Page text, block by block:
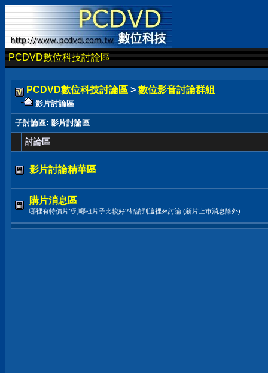
PCDVD數位科技討論區
PCDVD數位科技討論區 > 數位影音討論群組
影片討論區
子討論區: 影片討論區
討論區
影片討論精華區
購片消息區
哪裡有特價片?到哪租片子比較好?都請到這裡來討論 (新片上市消息除外)